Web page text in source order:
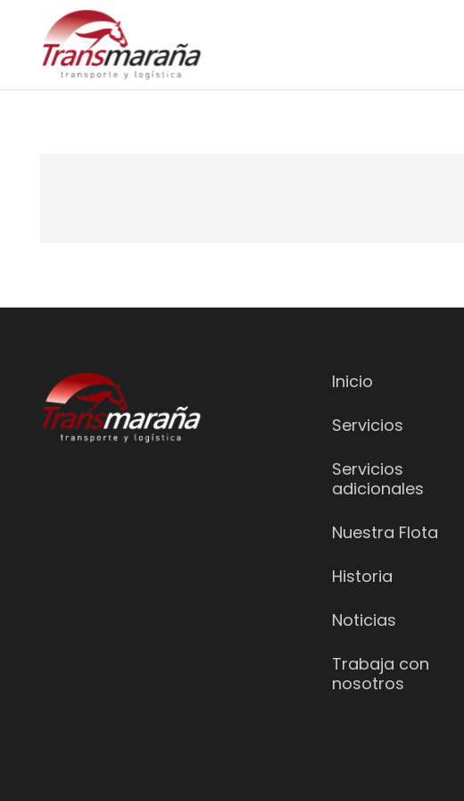
Inicio
Servicios
Servicios
adicionales
Nuestra Flota
Historia
Noticias
Trabaja con
nosotros